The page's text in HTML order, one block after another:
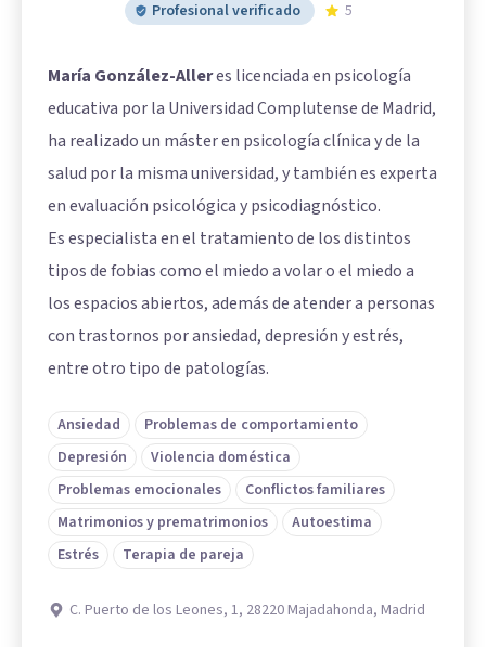
Profesional verificado 5
María González-Alleres licenciada en psicología
educativa por la Universidad Complutense de Madrid,
ha realizado un máster en psicología clínica y de la
salud por la misma universidad, y también es experta
en evaluación psicológica y psicodiagnóstico.
Es especialista en el tratamiento de los distintos
tipos de fobias como el miedo a volar o el miedo a
los espacios abiertos, además de atender a personas
con trastornos por ansiedad, depresión y estrés,
entre otro tipo de patologías.
Ansiedad
Problemas de comportamiento
Depresión
Violencia doméstica
Problemas emocionales
Conflictos familiares
Matrimonios y prematrimonios
Autoestima
Estrés
Terapia de pareja
C. Puerto de los Leones, 1, 28220 Majadahonda, Madrid